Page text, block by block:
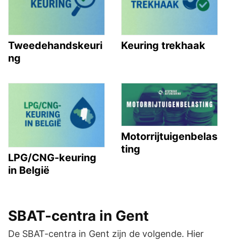
Tweedehandskeuri
ng
Keuring trekhaak
LPG/CNG-keuring
in België
Motorrijtuigenbelas
ting
SBAT-centra in Gent
De SBAT-centra in Gent zijn de volgende. Hier